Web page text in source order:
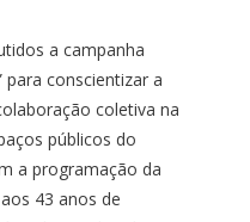
a campanha
para conscientizar a
coletiva na
públicos do
a programação da
43 anos de